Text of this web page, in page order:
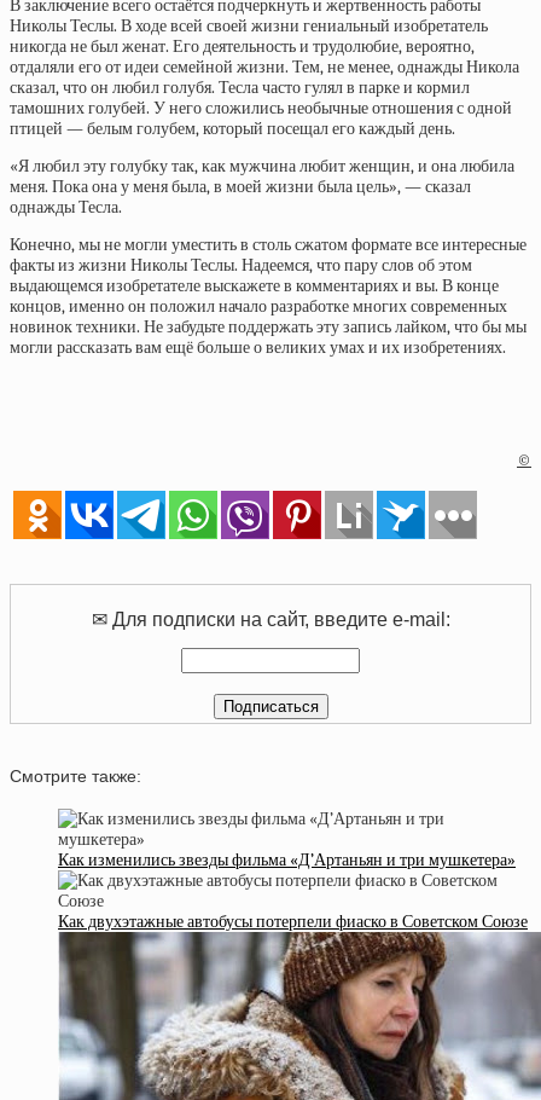
В заключение всего остаётся подчеркнуть и жертвенность работы
Николы Теслы. В ходе всей своей жизни гениальный изобретатель
никогда не был женат. Его деятельность и трудолюбие, вероятно,
отдаляли его от идеи семейной жизни. Тем, не менее, однажды Никола
сказал, что он любил голубя. Тесла часто гулял в парке и кормил
тамошних голубей. У него сложились необычные отношения с одной
птицей — белым голубем, который посещал его каждый день.
«Я любил эту голубку так, как мужчина любит женщин, и она любила
меня. Пока она у меня была, в моей жизни была цель», — сказал
однажды Тесла.
Конечно, мы не могли уместить в столь сжатом формате все интересные
факты из жизни Николы Теслы. Надеемся, что пару слов об этом
выдающемся изобретателе выскажете в комментариях и вы. В конце
концов, именно он положил начало разработке многих современных
новинок техники. Не забудьте поддержать эту запись лайком, что бы мы
могли рассказать вам ещё больше о великих умах и их изобретениях.
©
✉ Для подписки на сайт, введите e-mail:
Смотрите также:
Как изменились звезды фильма «Д’Артаньян и три мушкетера»
Как двухэтажные автобусы потерпели фиаско в Советском Союзе